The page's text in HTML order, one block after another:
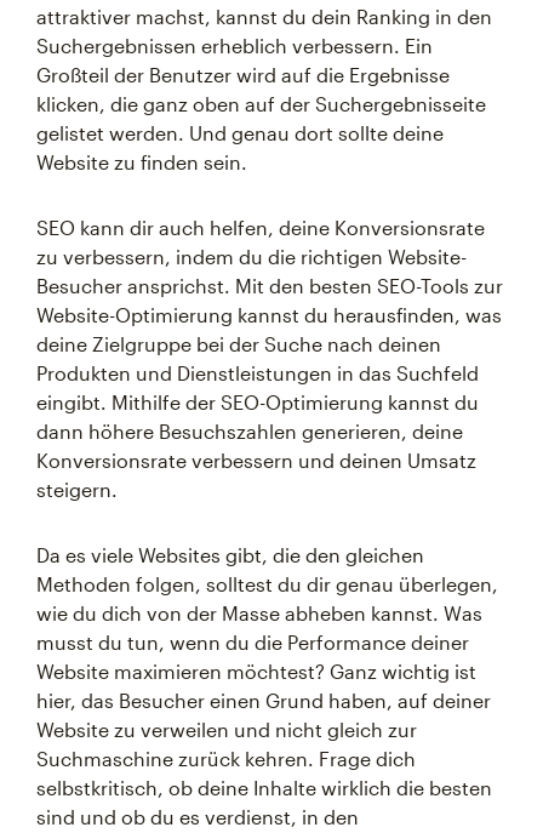
attraktiver machst, kannst du dein Ranking in den
Suchergebnissen erheblich verbessern. Ein
Großteil der Benutzer wird auf die Ergebnisse
klicken, die ganz oben auf der Suchergebnisseite
gelistet werden. Und genau dort sollte deine
Website zu finden sein.
SEO kann dir auch helfen, deine Konversionsrate
zu verbessern, indem du die richtigen Website-
Besucher ansprichst. Mit den besten SEO-Tools zur
Website-Optimierung kannst du herausfinden, was
deine Zielgruppe bei der Suche nach deinen
Produkten und Dienstleistungen in das Suchfeld
eingibt. Mithilfe der SEO-Optimierung kannst du
dann höhere Besuchszahlen generieren, deine
Konversionsrate verbessern und deinen Umsatz
steigern.
Da es viele Websites gibt, die den gleichen
Methoden folgen, solltest du dir genau überlegen,
wie du dich von der Masse abheben kannst. Was
musst du tun, wenn du die Performance deiner
Website maximieren möchtest? Ganz wichtig ist
hier, das Besucher einen Grund haben, auf deiner
Website zu verweilen und nicht gleich zur
Suchmaschine zurück kehren. Frage dich
selbstkritisch, ob deine Inhalte wirklich die besten
sind und ob du es verdienst, in den